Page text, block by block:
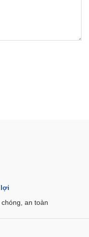
an toàn